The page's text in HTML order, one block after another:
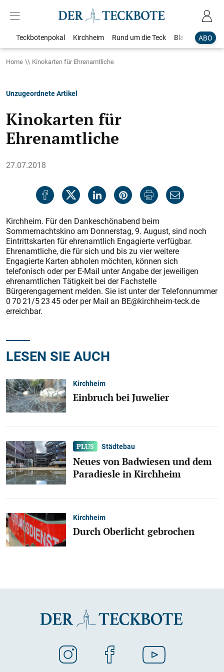
ABO
Teckbotenpokal Kirchheim Rund um die Teck Blaulicht
Home Kinokarten für Ehrenamtliche
Unzugeordnete Artikel
Kinokarten für
Ehrenamtliche
27.07.2018
Kirchheim. Für den Dankeschönabend beim
Sommernachtskino am Donnerstag, 9. August, sind noch
Eintrittskarten für ehrenamtlich Engagierte verfügbar.
Ehrenamtliche, die für sich und bis zu vier weitere
Engagierte Karten abholen möchten, können sich
telefonisch oder per E-Mail unter Angabe der jeweiligen
ehrenamtlichen Tätigkeit bei der Fachstelle
Bürgerengagement melden. Sie ist unter der Telefonnummer
0 70 21/5 23 45 oder per Mail an BE@kirchheim-teck.de
erreichbar.
LESEN SIE AUCH
Kirchheim
Einbruch bei Juwelier
Städtebau
Neues von Badwiesen und dem
Paradiesle in Kirchheim
Kirchheim
Durch Oberlicht gebrochen